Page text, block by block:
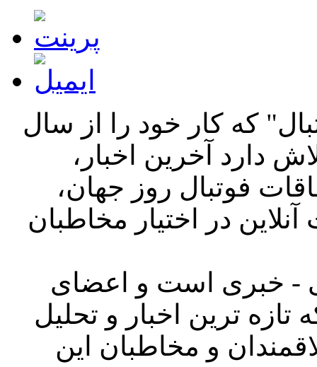
که کار خود را از سال
تلاش دارد آخرین اخبار،
فوتبال روز جهان،
در اختیار مخاطبان
- خبری است و اعضای
ترین اخبار و تحلیل
و مخاطبان این